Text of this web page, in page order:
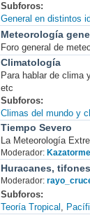
Subforos
General en distintos
Meteorología
Foro general de
Climatología
Para hablar de clima
etc
Subforos
Climas del mundo y
Tiempo Severo
La Meteorología
Moderador:
Huracanes,
Moderador:
Subforos
Teoría Tropical